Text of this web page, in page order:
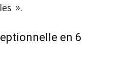
».
en 6